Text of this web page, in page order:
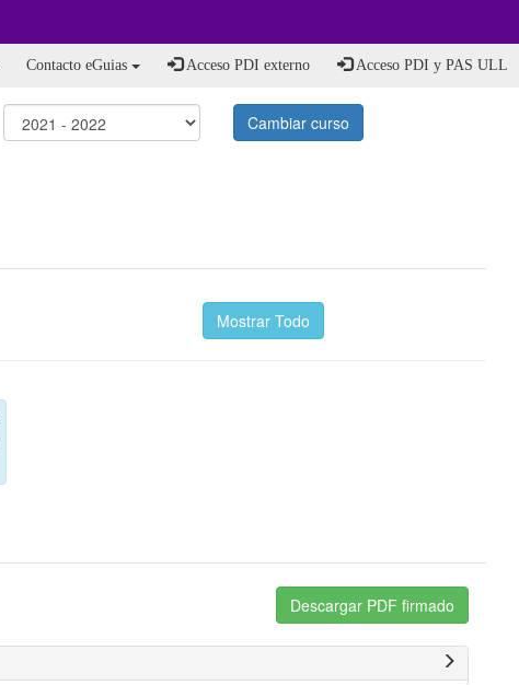
Contacto eGuias Acceso PDI externo Acceso PDI y PAS ULL
Cambiar curso
Mostrar Todo
Descargar PDF firmado